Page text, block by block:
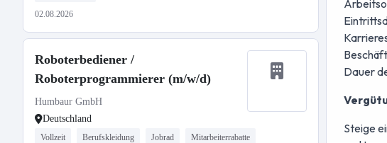
02.08.2026
Roboterbediener /
Roboterprogrammierer (m/w/d)
Humbaur GmbH
Deutschland
Vollzeit Berufskleidung Jobrad Mitarbeiterrabatte